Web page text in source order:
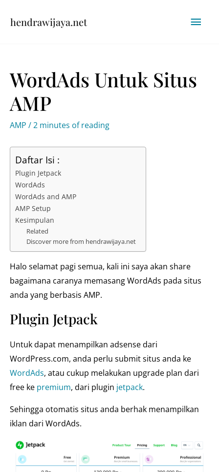
hendrawijaya.net
WordAds Untuk Situs
AMP
AMP /2 minutes of reading
Daftar Isi :
Plugin Jetpack
WordAds
WordAds and AMP
AMP Setup
Kesimpulan
Related
Discover more from hendrawijaya.net
Halo selamat pagi semua, kali ini saya akan share
bagaimana caranya memasang WordAds pada situs
anda yang berbasis AMP.
Plugin Jetpack
Untuk dapat menampilkan adsense dari
WordPress.com, anda perlu submit situs anda ke
WordAds, atau cukup melakukan upgrade plan dari
free ke premium, dari plugin jetpack.
Sehingga otomatis situs anda berhak menampilkan
iklan dari WordAds.